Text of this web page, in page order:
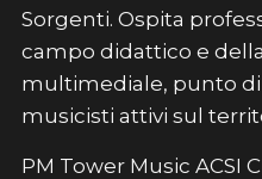
Sorgenti. Ospita
campo didattico e
multimediale, punto
musicisti attivi sul
PM Tower Music ACSI